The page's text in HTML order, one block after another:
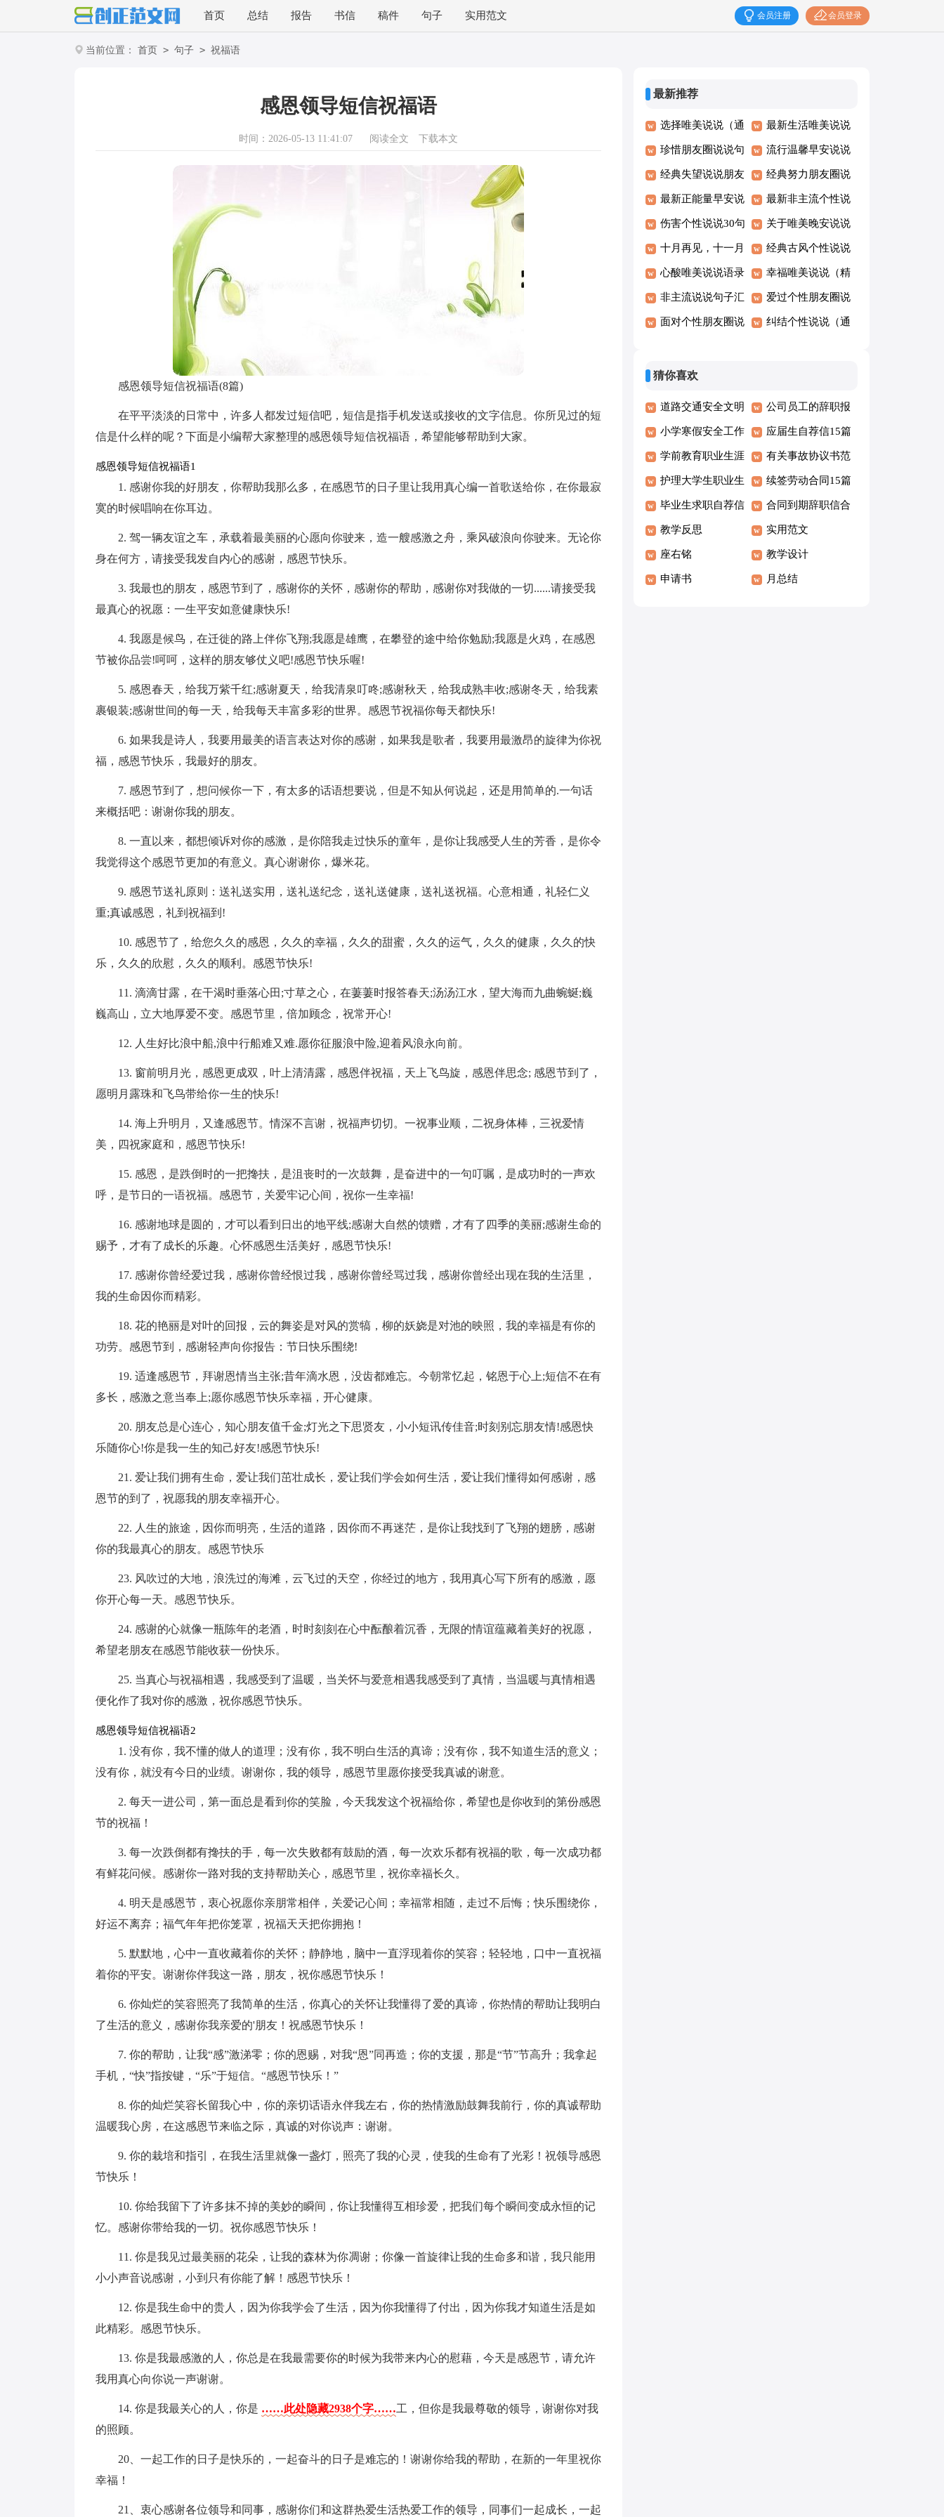
首页 总结 报告 书信 稿件 句子 实用范文 会员登录
会员注册
当前位置： 首页 > 句子 > 祝福语
感恩领导短信祝福语
时间：2026-05-13 11:41:07 阅读全文 下载本文
感恩领导短信祝福语(8篇)
在平平淡淡的日常中，许多人都发过短信吧，短信是指手机发送或接收的文字信息。你所见过的短
信是什么样的呢？下面是小编帮大家整理的感恩领导短信祝福语，希望能够帮助到大家。
感恩领导短信祝福语1
1. 感谢你我的好朋友，你帮助我那么多，在感恩节的日子里让我用真心编一首歌送给你，在你最寂
寞的时候唱响在你耳边。
2. 驾一辆友谊之车，承载着最美丽的心愿向你驶来，造一艘感激之舟，乘风破浪向你驶来。无论你
身在何方，请接受我发自内心的感谢，感恩节快乐。
3. 我最也的朋友，感恩节到了，感谢你的关怀，感谢你的帮助，感谢你对我做的一切......请接受我
最真心的祝愿：一生平安如意健康快乐!
4. 我愿是候鸟，在迁徙的路上伴你飞翔;我愿是雄鹰，在攀登的途中给你勉励;我愿是火鸡，在感恩
节被你品尝!呵呵，这样的朋友够仗义吧!感恩节快乐喔!
5. 感恩春天，给我万紫千红;感谢夏天，给我清泉叮咚;感谢秋天，给我成熟丰收;感谢冬天，给我素
裹银装;感谢世间的每一天，给我每天丰富多彩的世界。感恩节祝福你每天都快乐!
6. 如果我是诗人，我要用最美的语言表达对你的感谢，如果我是歌者，我要用最激昂的旋律为你祝
福，感恩节快乐，我最好的朋友。
7. 感恩节到了，想问候你一下，有太多的话语想要说，但是不知从何说起，还是用简单的.一句话
来概括吧：谢谢你我的朋友。
8. 一直以来，都想倾诉对你的感激，是你陪我走过快乐的童年，是你让我感受人生的芳香，是你令
我觉得这个感恩节更加的有意义。真心谢谢你，爆米花。
9. 感恩节送礼原则：送礼送实用，送礼送纪念，送礼送健康，送礼送祝福。心意相通，礼轻仁义
重;真诚感恩，礼到祝福到!
10. 感恩节了，给您久久的感恩，久久的幸福，久久的甜蜜，久久的运气，久久的健康，久久的快
乐，久久的欣慰，久久的顺利。感恩节快乐!
11. 滴滴甘露，在干渴时垂落心田;寸草之心，在萋萋时报答春天;汤汤江水，望大海而九曲蜿蜒;巍
巍高山，立大地厚爱不变。感恩节里，倍加顾念，祝常开心!
12. 人生好比浪中船,浪中行船难又难.愿你征服浪中险,迎着风浪永向前。
13. 窗前明月光，感恩更成双，叶上清清露，感恩伴祝福，天上飞鸟旋，感恩伴思念; 感恩节到了，
愿明月露珠和飞鸟带给你一生的快乐!
14. 海上升明月，又逢感恩节。情深不言谢，祝福声切切。一祝事业顺，二祝身体棒，三祝爱情
美，四祝家庭和，感恩节快乐!
15. 感恩，是跌倒时的一把搀扶，是沮丧时的一次鼓舞，是奋进中的一句叮嘱，是成功时的一声欢
呼，是节日的一语祝福。感恩节，关爱牢记心间，祝你一生幸福!
16. 感谢地球是圆的，才可以看到日出的地平线;感谢大自然的馈赠，才有了四季的美丽;感谢生命的
赐予，才有了成长的乐趣。心怀感恩生活美好，感恩节快乐!
17. 感谢你曾经爱过我，感谢你曾经恨过我，感谢你曾经骂过我，感谢你曾经出现在我的生活里，
我的生命因你而精彩。
18. 花的艳丽是对叶的回报，云的舞姿是对风的赏犒，柳的妖娆是对池的映照，我的幸福是有你的
功劳。感恩节到，感谢轻声向你报告：节日快乐围绕!
19. 适逢感恩节，拜谢恩情当主张;昔年滴水恩，没齿都难忘。今朝常忆起，铭恩于心上;短信不在有
多长，感激之意当奉上;愿你感恩节快乐幸福，开心健康。
20. 朋友总是心连心，知心朋友值千金;灯光之下思贤友，小小短讯传佳音;时刻别忘朋友情!感恩快
乐随你心!你是我一生的知己好友!感恩节快乐!
21. 爱让我们拥有生命，爱让我们茁壮成长，爱让我们学会如何生活，爱让我们懂得如何感谢，感
恩节的到了，祝愿我的朋友幸福开心。
22. 人生的旅途，因你而明亮，生活的道路，因你而不再迷茫，是你让我找到了飞翔的翅膀，感谢
你的我最真心的朋友。感恩节快乐
23. 风吹过的大地，浪洗过的海滩，云飞过的天空，你经过的地方，我用真心写下所有的感激，愿
你开心每一天。感恩节快乐。
24. 感谢的心就像一瓶陈年的老酒，时时刻刻在心中酝酿着沉香，无限的情谊蕴藏着美好的祝愿，
希望老朋友在感恩节能收获一份快乐。
25. 当真心与祝福相遇，我感受到了温暖，当关怀与爱意相遇我感受到了真情，当温暖与真情相遇
便化作了我对你的感激，祝你感恩节快乐。
感恩领导短信祝福语2
1. 没有你，我不懂的做人的道理；没有你，我不明白生活的真谛；没有你，我不知道生活的意义；
没有你，就没有今日的业绩。谢谢你，我的领导，感恩节里愿你接受我真诚的谢意。
2. 每天一进公司，第一面总是看到你的笑脸，今天我发这个祝福给你，希望也是你收到的第份感恩
节的祝福！
3. 每一次跌倒都有搀扶的手，每一次失败都有鼓励的酒，每一次欢乐都有祝福的歌，每一次成功都
有鲜花问候。感谢你一路对我的支持帮助关心，感恩节里，祝你幸福长久。
4. 明天是感恩节，衷心祝愿你亲朋常相伴，关爱记心间；幸福常相随，走过不后悔；快乐围绕你，
好运不离弃；福气年年把你笼罩，祝福天天把你拥抱！
5. 默默地，心中一直收藏着你的关怀；静静地，脑中一直浮现着你的笑容；轻轻地，口中一直祝福
着你的平安。谢谢你伴我这一路，朋友，祝你感恩节快乐！
6. 你灿烂的笑容照亮了我简单的生活，你真心的关怀让我懂得了爱的真谛，你热情的帮助让我明白
了生活的意义，感谢你我亲爱的'朋友！祝感恩节快乐！
7. 你的帮助，让我“感”激涕零；你的恩赐，对我“恩”同再造；你的支援，那是“节”节高升；我拿起
手机，“快”指按键，“乐”于短信。“感恩节快乐！”
8. 你的灿烂笑容长留我心中，你的亲切话语永伴我左右，你的热情激励鼓舞我前行，你的真诚帮助
温暖我心房，在这感恩节来临之际，真诚的对你说声：谢谢。
9. 你的栽培和指引，在我生活里就像一盏灯，照亮了我的心灵，使我的生命有了光彩！祝领导感恩
节快乐！
10. 你给我留下了许多抹不掉的美妙的瞬间，你让我懂得互相珍爱，把我们每个瞬间变成永恒的记
忆。感谢你带给我的一切。祝你感恩节快乐！
11. 你是我见过最美丽的花朵，让我的森林为你凋谢；你像一首旋律让我的生命多和谐，我只能用
小小声音说感谢，小到只有你能了解！感恩节快乐！
12. 你是我生命中的贵人，因为你我学会了生活，因为你我懂得了付出，因为你我才知道生活是如
此精彩。感恩节快乐。
13. 你是我最感激的人，你总是在我最需要你的时候为我带来内心的慰藉，今天是感恩节，请允许
我用真心向你说一声谢谢。
14. 你是我最关心的人，你是 ……此处隐藏2938个字……工，但你是我最尊敬的领导，谢谢你对我
的照顾。
20、一起工作的日子是快乐的，一起奋斗的日子是难忘的！谢谢你给我的帮助，在新的一年里祝你
幸福！
21、衷心感谢各位领导和同事，感谢你们和这群热爱生活热爱工作的领导，同事们一起成长，一起
最新推荐
选择唯美说说（通
用30句）
最新生活唯美说说
朋友圈大全（通用
160句）
珍惜朋友圈说说句
子（通用50句）
流行温馨早安说说
（通用115句）
经典失望说说朋友
圈汇总（通用80
句）
经典努力朋友圈说
说句子（通用70
句）
最新正能量早安说
说大全（精选75
句）
最新非主流个性说
说（通用70句）
伤害个性说说30句
精选
关于唯美晚安说说
（通用90句）
十月再见，十一月
你好个性说说语录
大全70句
经典古风个性说说
句子大全100句精
选
心酸唯美说说语录
（精选40句）
幸福唯美说说（精
选40句）
非主流说说句子汇
总（精选80句）
爱过个性朋友圈说
说心语30句
面对个性朋友圈说 纠结个性说说（通
猜你喜欢
道路交通安全文明
承诺书
公司员工的辞职报
告
小学寒假安全工作
自查报告2篇
应届生自荐信15篇
学前教育职业生涯
规划书15篇
有关事故协议书范
文集合5篇
护理大学生职业生
涯规划书范文
续签劳动合同15篇
毕业生求职自荐信
汇编15篇
合同到期辞职信合
集15篇
教学反思 实用范文
座右铭 教学设计
申请书 月总结